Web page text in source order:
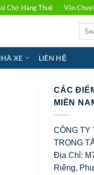
Chở Hàng Thuê Vận
XE LIÊN HỆ
CÁC
MIỀN
CÔNG TY
TRỌNG
Địa Chỉ:
Riêng,